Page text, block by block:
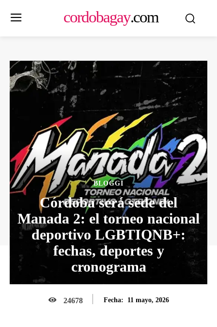
cordobagay.com
BLOGGI
Córdoba será sede del
Manada 2: el torneo nacional
deportivo LGBTIQNB+:
fechas, deportes y
cronograma
24678 Fecha: 11 mayo, 2026